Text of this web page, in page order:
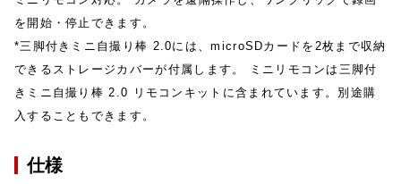
を開始・停止できます。
*三脚付きミニ自撮り棒 2.0には、microSDカードを2枚まで収納
できるストレージカバーが付属します。 ミニリモコンは三脚付
きミニ自撮り棒 2.0 リモコンキットに含まれています。別途購
入することもできます。
仕様